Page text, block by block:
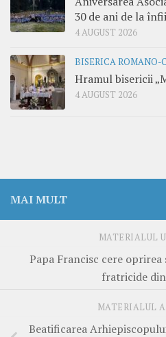
30 de ani de la
4 AUGUST 2026
BISERICA ROMANO-
Hramul bisericii
4 AUGUST 2026
MAI MULT
MATERIALUL
Papa Francisc cere
fratricide
MATERIALUL
Beatificarea